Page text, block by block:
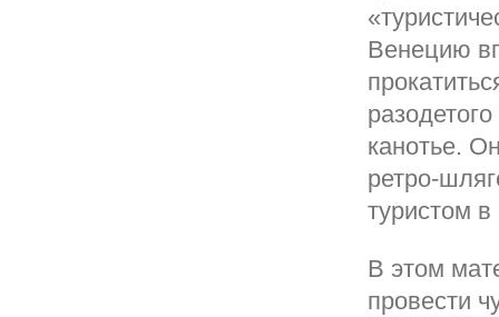
Венецию
канотье.
ретро-
туристом в
В этом
провести